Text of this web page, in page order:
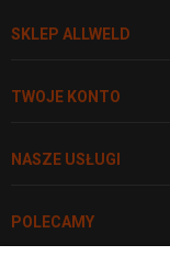
SKLEP ALLWELD
TWOJE KONTO
NASZE USŁUGI
POLECAMY